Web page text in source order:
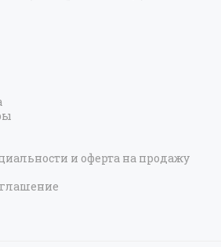
и оферта на продажу